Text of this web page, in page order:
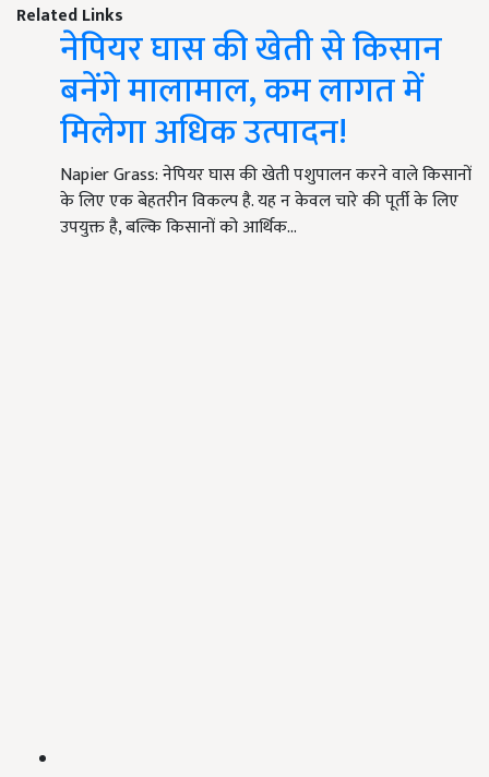
Related Links
नेपियर घास की खेती से किसान
बनेंगे मालामाल, कम लागत में
मिलेगा अधिक उत्पादन!
Napier Grass: नेपियर घास की खेती पशुपालन करने वाले किसानों
के लिए एक बेहतरीन विकल्प है. यह न केवल चारे की पूर्ती के लिए
उपयुक्त है, बल्कि किसानों को आर्थिक…